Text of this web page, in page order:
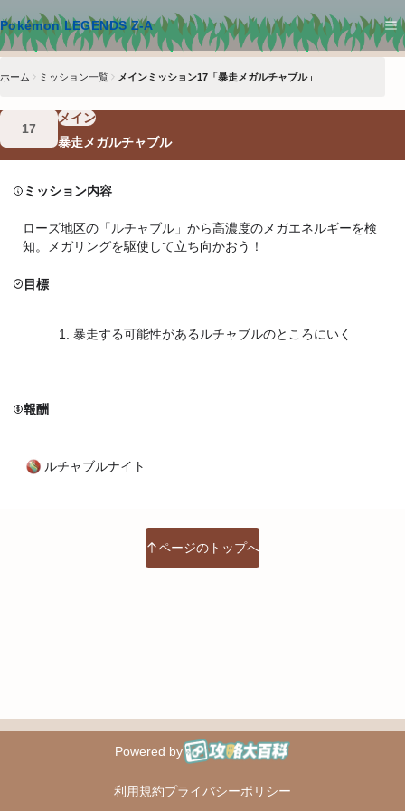
Pokémon LEGENDS Z-A
メインコンテンツへスキップ
ホーム ミッション一覧 メインミッション17「暴走メガルチャブル」
17
メイン
暴走メガルチャブル
ミッション内容
ローズ地区の「ルチャブル」から高濃度のメガエネルギーを検
知。メガリングを駆使して立ち向かおう！
目標
暴走する可能性があるルチャブルのところにいく
報酬
ルチャブルナイト
ページのトップへ
Powered by
攻略大百科
利用規約プライバシーポリシー